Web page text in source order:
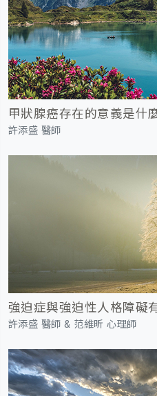
甲狀腺癌存在的意義是什
許添盛 醫師
強迫症與強迫性人格障礙
許添盛 醫師 & 范維昕 心理師